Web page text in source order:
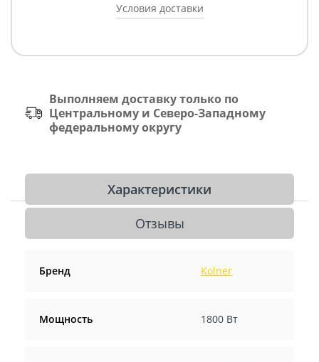
Условия доставки
Выполняем доставку только по
Центральному и Северо-Западному
федеральному округу
Характеристики
Отзывы
Бренд Kolner
Мощность 1800 Вт